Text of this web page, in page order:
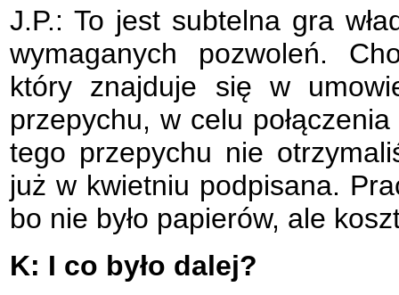
J.P.: To jest subtelna gra
wymaganych pozwoleń.
który znajduje się w
przepychu, w celu
tego przepychu nie
już w kwietniu podpisana.
bo nie było papierów, ale
K: I co było dalej?